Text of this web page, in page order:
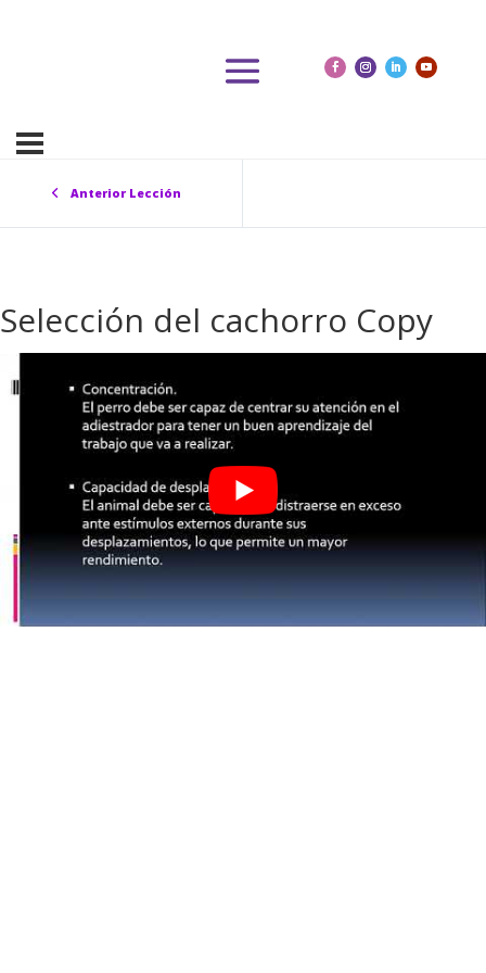
Anterior Lección
Selección del cachorro Copy